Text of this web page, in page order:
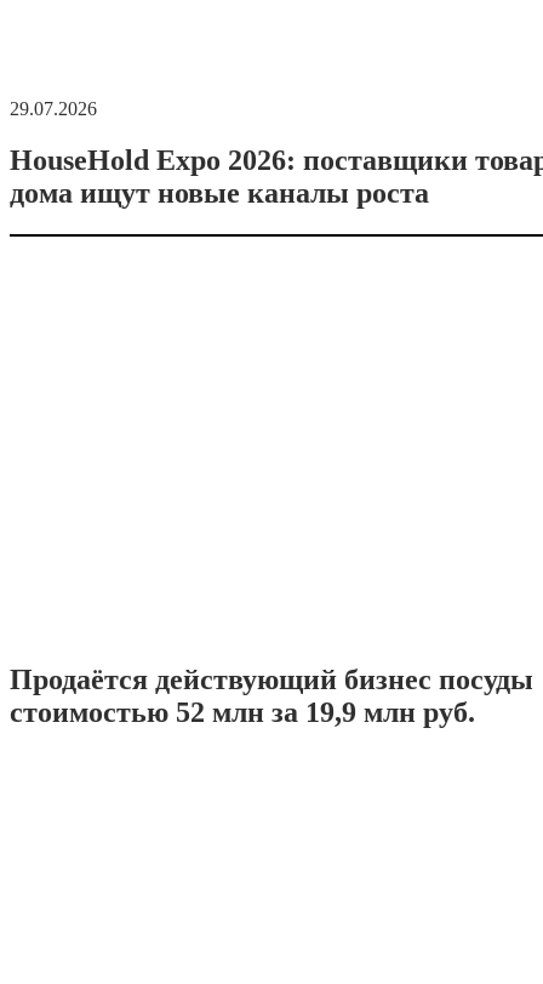
29.07.2026
HouseHold Expo 2026: поставщики
дома ищут новые каналы роста
Продаётся действующий бизнес посуды
стоимостью 52 млн за 19,9 млн руб.